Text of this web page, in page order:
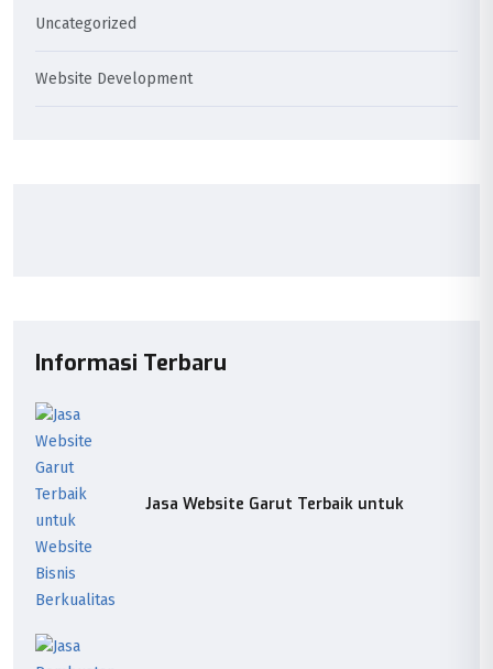
Uncategorized
Website Development
Informasi Terbaru
Jasa Website Garut Terbaik untuk